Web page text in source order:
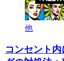
他
コンセント